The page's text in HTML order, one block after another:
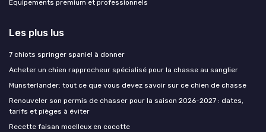
Équipements premium et professionnels
Les plus lus
7 chiots springer spaniel à donner
Acheter un chien rapprocheur spécialisé pour la chasse au sanglier
Munsterlander: tout ce que vous devez savoir sur ce chien de chasse
Renouveler son permis de chasser pour la saison 2026-2027 : dates,
tarifs et pièges à éviter
Recette faisan moelleux en cocotte